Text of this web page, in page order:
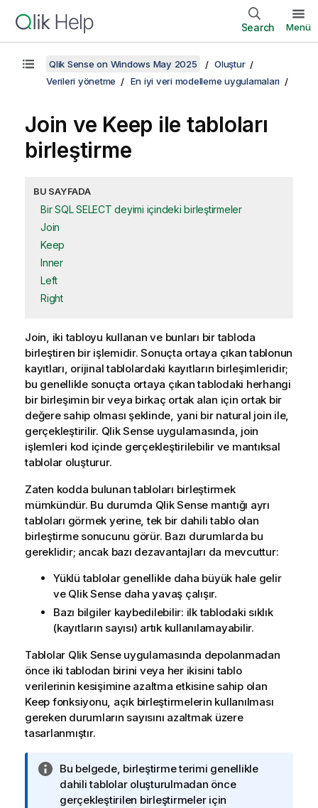
Search Menü
Qlik Sense on Windows May 2025
Oluştur
Verileri yönetme
En iyi veri modelleme uygulamaları
Join ve Keep ile tabloları
birleştirme
BU SAYFADA
Bir SQL SELECT deyimi içindeki birleştirmeler
Join
Keep
Inner
Left
Right
Join, iki tabloyu kullanan ve bunları bir tabloda
birleştiren bir işlemidir. Sonuçta ortaya çıkan tablonun
kayıtları, orijinal tablolardaki kayıtların birleşimleridir;
bu genellikle sonuçta ortaya çıkan tablodaki herhangi
bir birleşimin bir veya birkaç ortak alan için ortak bir
değere sahip olması şeklinde, yani bir natural join ile,
gerçekleştirilir. Qlik Sense uygulamasında, join
işlemleri kod içinde gerçekleştirilebilir ve mantıksal
tablolar oluşturur.
Zaten kodda bulunan tabloları birleştirmek
mümkündür. Bu durumda Qlik Sense mantığı ayrı
tabloları görmek yerine, tek bir dahili tablo olan
birleştirme sonucunu görür. Bazı durumlarda bu
gereklidir; ancak bazı dezavantajları da mevcuttur:
Yüklü tablolar genellikle daha büyük hale gelir
ve Qlik Sensedaha yavaş çalışır.
Bazı bilgiler kaybedilebilir: ilk tablodaki sıklık
(kayıtların sayısı) artık kullanılamayabilir.
Tablolar Qlik Senseuygulamasında depolanmadan
önce iki tablodan birini veya her ikisini tablo
verilerinin kesişimine azaltma etkisine sahip olan
Keep fonksiyonu, açık birleştirmelerin kullanılması
gereken durumların sayısını azaltmak üzere
tasarlanmıştır.
B
i
l
Bu belgede, birleştirme terimi genellikle
dahili tablolar oluşturulmadan önce
gerçekleştirilen birleştirmeler için